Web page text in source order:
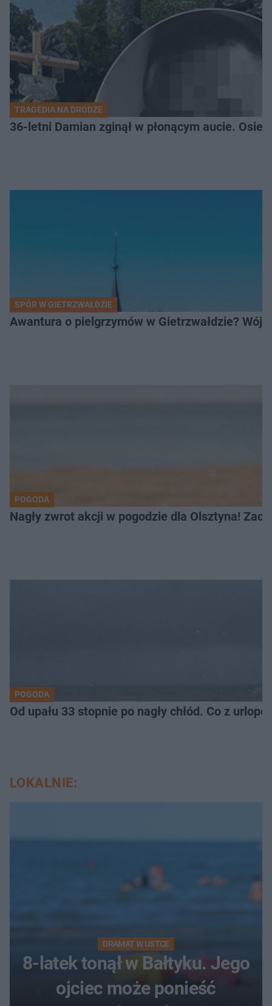
TRAGEDIA NA DRODZE
36-letni Damian zginął w płonącym aucie.
SPÓR W GIETRZWAŁDZIE
Awantura o pielgrzymów w Gietrzwałdzie? Wójt
POGODA
Nagły zwrot akcji w pogodzie dla Olsztyna!
POGODA
Od upału 33 stopnie po nagły chłód. Co z
LOKALNIE:
DRAMAT W USTCE
8-latek tonął w Bałtyku. Jego
ojciec może ponieść